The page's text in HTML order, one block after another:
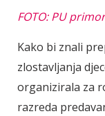
FOTO: PU
Kako bi znali
zlostavljanja
organizirala za
razreda